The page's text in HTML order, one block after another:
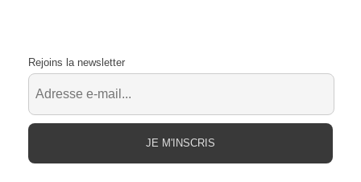
Rejoins la newsletter
JE M'INSCRIS